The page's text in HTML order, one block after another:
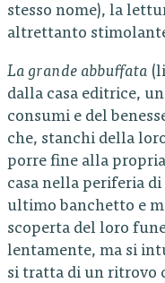
stesso nome), la
altrettanto
La grande abbuffata
dalla casa editrice,
consumi e del
che, stanchi della
porre fine alla
casa nella periferia
ultimo banchetto e
scoperta del loro
lentamente, ma si
si tratta di un ritrovo